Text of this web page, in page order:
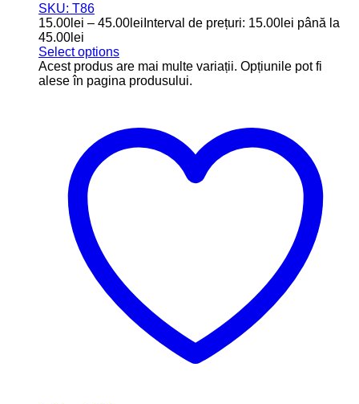
SKU: T86
15.00 lei – 45.00 lei Interval de prețuri: 15.00lei până la
45.00lei
Select options
Acest produs are mai multe variații. Opțiunile pot fi
alese în pagina produsului.